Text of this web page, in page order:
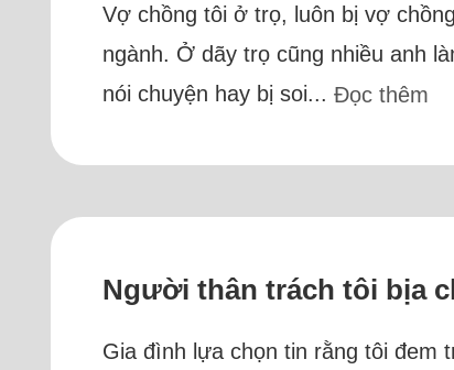
Vợ chồng tôi ở trọ, luôn bị vợ
ngành. Ở dãy trọ cũng nhiều anh
nói chuyện hay bị soi... Đọc thêm
Người thân trách tôi bịa
Gia đình lựa chọn tin rằng tôi đem